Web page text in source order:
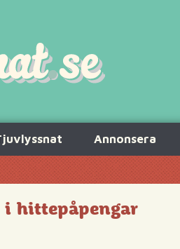
Annonsera
hittepåpengar